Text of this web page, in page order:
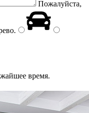
Пожалуйста,
.
время.